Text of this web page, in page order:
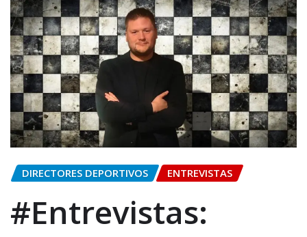
DIRECTORES DEPORTIVOS ENTREVISTAS
#Entrevistas: